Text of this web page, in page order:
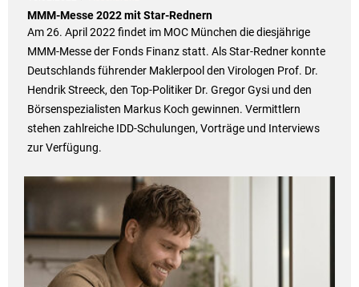
MMM-Messe 2022 mit Star-Rednern
Am 26. April 2022 findet im MOC München die diesjährige
MMM-Messe der Fonds Finanz statt. Als Star-Redner konnte
Deutschlands führender Maklerpool den Virologen Prof. Dr.
Hendrik Streeck, den Top-Politiker Dr. Gregor Gysi und den
Börsenspezialisten Markus Koch gewinnen. Vermittlern
stehen zahlreiche IDD-Schulungen, Vorträge und Interviews
zur Verfügung.